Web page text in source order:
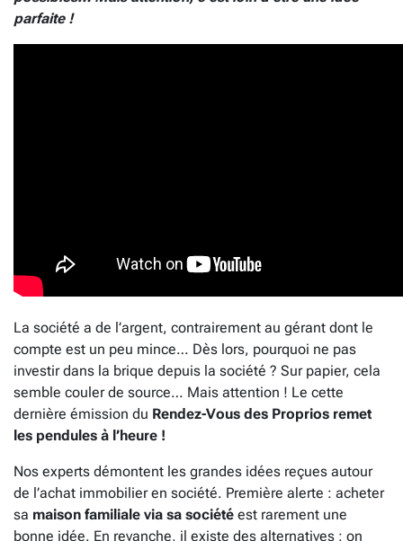
parfaite !
La société a de l’argent, contrairement au gérant dont le
compte est un peu mince… Dès lors, pourquoi ne pas
investir dans la brique depuis la société ? Sur papier, cela
semble couler de source… Mais attention ! Le cette
dernière émission du Rendez-Vous des Proprios remet
les pendules à l’heure !
Nos experts démontent les grandes idées reçues autour
de l’achat immobilier en société. Première alerte : acheter
sa maison familiale via sa société est rarement une
bonne idée. En revanche, il existe des alternatives : on